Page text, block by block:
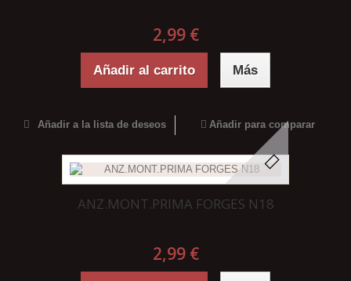
2,99 €
Añadir al carrito Más
Añadir a la lista de deseos Añadir para comparar
ANZ.MONT.PRIMA FORGES N18
2,99 €